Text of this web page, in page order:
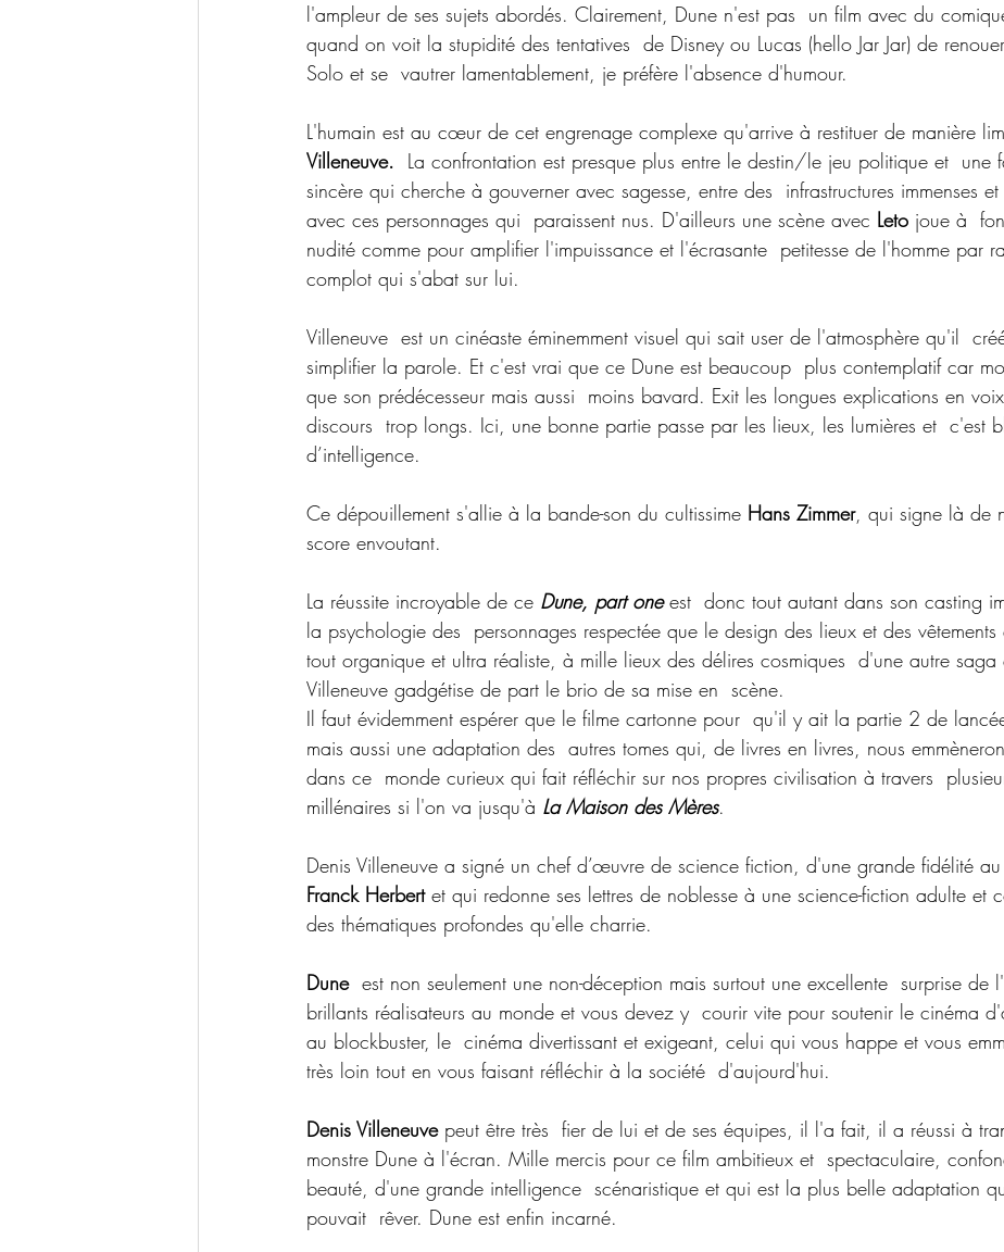
l'ampleur de ses sujets abordés. Clairement, Dune n'est pas  un film avec du
quand on voit la stupidité des tentatives  de Disney ou Lucas (hello Jar Jar) de
Solo et se  vautrer lamentablement, je préfère l'absence d'humour.
L'humain est au cœur de cet engrenage complexe qu'arrive à restituer de manière
Villeneuve.
La confrontation est presque plus entre le destin/le jeu politique et  une
sincère qui cherche à gouverner avec sagesse, entre des  infrastructures immenses
avec ces personnages qui  paraissent nus. D'ailleurs une scène avec Leto joue à
nudité comme pour amplifier l'impuissance et l'écrasante  petitesse de l'homme par
complot qui s'abat sur lui.
Villeneuve  est un cinéaste éminemment visuel qui sait user de l'atmosphère qu'il
simplifier la parole. Et c'est vrai que ce Dune est beaucoup  plus contemplatif car
que son prédécesseur mais aussi  moins bavard. Exit les longues explications en
discours  trop longs. Ici, une bonne partie passe par les lieux, les lumières et  c'est
d’intelligence.
Ce dépouillement s'allie à la bande-son du cultissime Hans Zimmer, qui signe là de
score envoutant.
La réussite incroyable de ce Dune, part one est  donc tout autant dans son casting
la psychologie des  personnages respectée que le design des lieux et des
tout organique et ultra réaliste, à mille lieux des délires cosmiques  d'une autre saga
Villeneuve gadgétise de part le brio de sa mise en  scène.
Il faut évidemment espérer que le filme cartonne pour  qu'il y ait la partie 2 de
mais aussi une adaptation des  autres tomes qui, de livres en livres, nous
dans ce  monde curieux qui fait réfléchir sur nos propres civilisation à travers
millénaires si l'on va jusqu'à La Maison des Mères.
Denis Villeneuve a signé un chef d’œuvre de science fiction, d'une grande fidélité
Franck Herbert et qui redonne ses lettres de noblesse à une science-fiction adulte et
des thématiques profondes qu'elle charrie.
Dune
est non seulement une non-déception mais surtout une excellente  surprise de
brillants réalisateurs au monde et vous devez y  courir vite pour soutenir le cinéma
au blockbuster, le  cinéma divertissant et exigeant, celui qui vous happe et vous
très loin tout en vous faisant réfléchir à la société  d'aujourd'hui.
Denis Villeneuve peut être très  fier de lui et de ses équipes, il l'a fait, il a réussi à
monstre Dune à l'écran. Mille mercis pour ce film ambitieux et  spectaculaire,
beauté, d'une grande intelligence  scénaristique et qui est la plus belle adaptation
pouvait  rêver. Dune est enfin incarné.